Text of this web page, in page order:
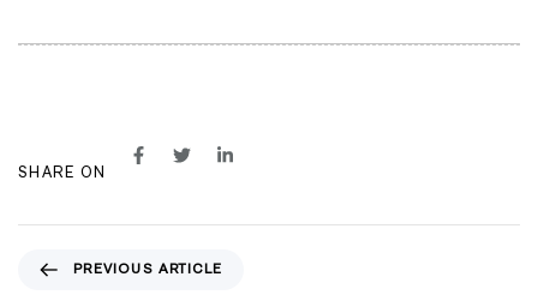
SHARE ON
PREVIOUS ARTICLE